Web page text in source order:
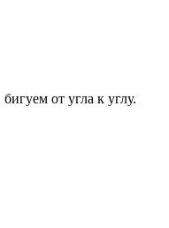
от угла к углу.